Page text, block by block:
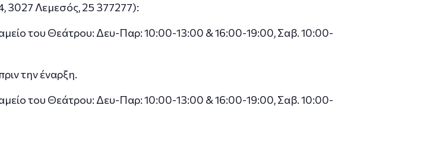
3027 Λεμεσός, 25 377277):
του Θεάτρου: Δευ-Παρ: 10:00-13:00 & 16:00-19:00, Σαβ. 10:00-
την έναρξη.
του Θεάτρου: Δευ-Παρ: 10:00-13:00 & 16:00-19:00, Σαβ. 10:00-